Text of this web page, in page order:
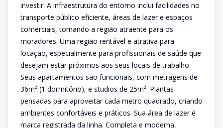
investir. A infraestrutura do entorno inclui facilidades no
transporte público eficiente, áreas de lazer e espaços
comerciais, tornando a região atraente para os
moradores. Uma região rentável e atrativa para
locação, especialmente para profissionais de saúde que
desejam estar próximos aos seus locais de trabalho.
Seus apartamentos são funcionais, com metragens de
36m² (1 dormitório), e studios de 25m². Plantas
pensadas para aproveitar cada metro quadrado, criando
ambientes confortáveis e práticos. Sua área de lazer é
marca registrada da linha. Completa e moderna,